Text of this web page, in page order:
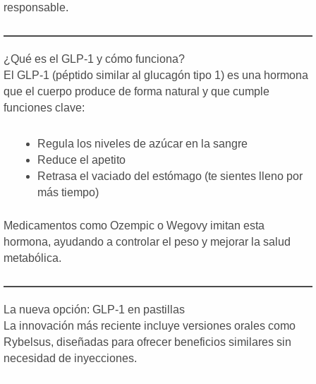
responsable.
¿Qué es el GLP-1 y cómo funciona?
El GLP-1 (péptido similar al glucagón tipo 1) es una hormona
que el cuerpo produce de forma natural y que cumple
funciones clave:
Regula los niveles de azúcar en la sangre
Reduce el apetito
Retrasa el vaciado del estómago (te sientes lleno por
más tiempo)
Medicamentos como Ozempic o Wegovy imitan esta
hormona, ayudando a controlar el peso y mejorar la salud
metabólica.
La nueva opción: GLP-1 en pastillas
La innovación más reciente incluye versiones orales como
Rybelsus, diseñadas para ofrecer beneficios similares sin
necesidad de inyecciones.